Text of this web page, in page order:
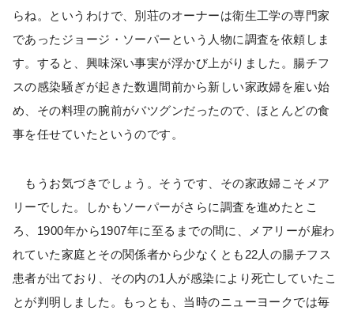
らね。というわけで、別荘のオーナーは衛生工学の専門家
であったジョージ・ソーパーという人物に調査を依頼しま
す。すると、興味深い事実が浮かび上がりました。腸チフ
スの感染騒ぎが起きた数週間前から新しい家政婦を雇い始
め、その料理の腕前がバツグンだったので、ほとんどの食
事を任せていたというのです。
もうお気づきでしょう。そうです、その家政婦こそメア
リーでした。しかもソーパーがさらに調査を進めたとこ
ろ、1900年から1907年に至るまでの間に、メアリーが雇わ
れていた家庭とその関係者から少なくとも22人の腸チフス
患者が出ており、その内の1人が感染により死亡していたこ
とが判明しました。もっとも、当時のニューヨークでは毎